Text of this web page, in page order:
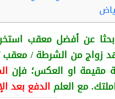
عن أفضل معقب
زواج من الشرطة /
مقيمة او العكس؛ فإن
مع العلم الدفع بعد